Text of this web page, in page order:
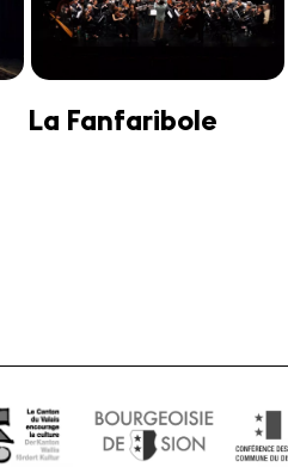
Jonathan Swensen